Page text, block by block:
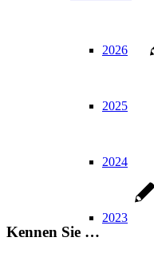
2026
2025
2024
2023
Kennen Sie …